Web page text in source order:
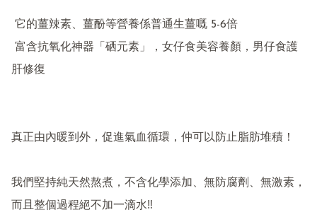
肝修復
真正由內暖到外，促進氣血循環，仲可以防止脂肪堆積！
我們堅持純天然熬煮，不含化學添加、無防腐劑、無激素，
而且整個過程絕不加一滴水‼️